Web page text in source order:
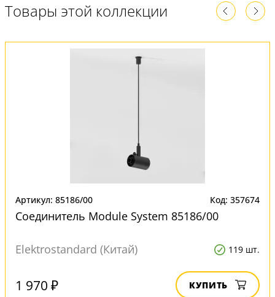
Товары этой коллекции
Артикул: 85186/00 Код: 357674
Соединитель Module System 85186/00
Elektrostandard (Китай) 119 шт.
1 970 ₽ КУПИТЬ